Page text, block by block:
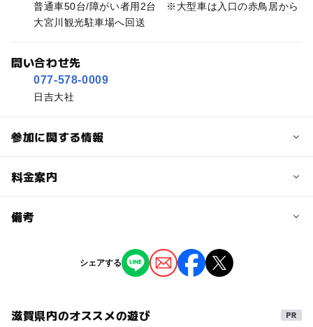
普通車50台/障がい者用2台 ※大型車は入口の赤鳥居から
大宮川観光駐車場へ回送
問い合わせ先
077-578-0009
日吉大社
参加に関する情報
予約/応募
料金案内
料金について
備考
※掲載の情報は天候や主催者側の都合などにより変更にな
ることがあります。
シェアする
滋賀県内のオススメの遊び